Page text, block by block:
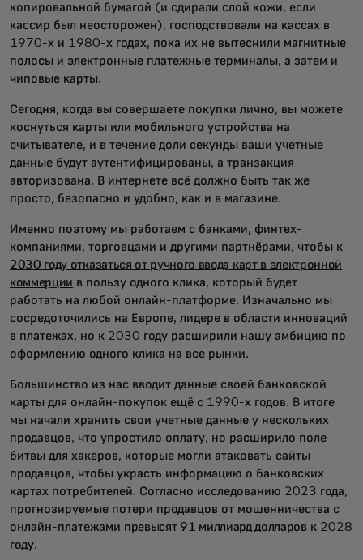
копировальной бумагой (и сдирали слой кожи, если
кассир был неосторожен), господствовали на кассах в
1970-х и 1980-х годах, пока их не вытеснили магнитные
полосы и электронные платежные терминалы, а затем и
чиповые карты.
Сегодня, когда вы совершаете покупки лично, вы можете
коснуться карты или мобильного устройства на
считывателе, и в течение доли секунды ваши учетные
данные будут аутентифицированы, а транзакция
авторизована. В интернете всё должно быть так же
просто, безопасно и удобно, как и в магазине.
Именно поэтому мы работаем с банками, финтех-
компаниями, торговцами и другими партнёрами, чтобы к
2030 году отказаться от ручного ввода карт в электронной
коммерции в пользу одного клика, который будет
работать на любой онлайн-платформе. Изначально мы
сосредоточились на Европе, лидере в области инноваций
в платежах, но к 2030 году расширили нашу амбицию по
оформлению одного клика на все рынки.
Большинство из нас вводит данные своей банковской
карты для онлайн-покупок ещё с 1990-х годов. В итоге
мы начали хранить свои учетные данные у нескольких
продавцов, что упростило оплату, но расширило поле
битвы для хакеров, которые могли атаковать сайты
продавцов, чтобы украсть информацию о банковских
картах потребителей. Согласно исследованию 2023 года,
прогнозируемые потери продавцов от мошенничества с
онлайн-платежами превысят 91 миллиард долларовк 2028
году.